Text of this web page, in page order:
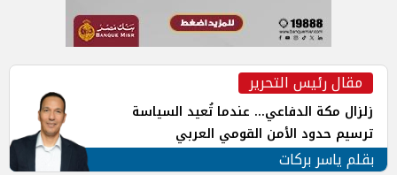
مقال رئيس التحرير
زلزال مكة الدفاعي... عندما تُعيد السياسة
ترسيم حدود الأمن القومي العربي
بقلم ياسر بركات